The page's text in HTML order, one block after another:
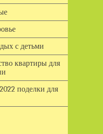
с детьми
квартиры для
поделки для